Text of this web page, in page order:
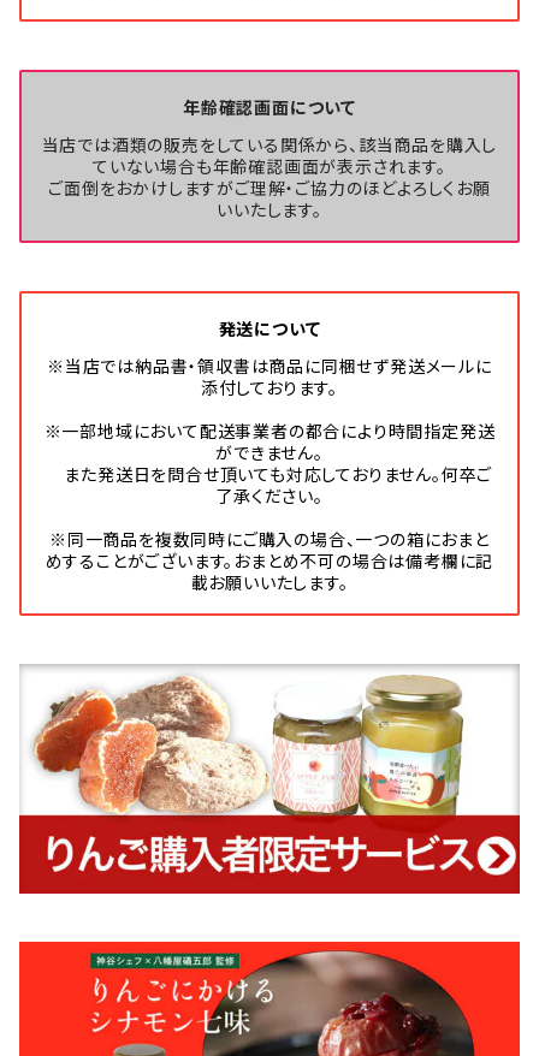
年齢確認画面について
当店では酒類の販売をしている関係から、該当商品を購入し
ていない場合も年齢確認画面が表示されます。
ご面倒をおかけしますがご理解・ご協力のほどよろしくお願
いいたします。
発送について
※当店では納品書・領収書は商品に同梱せず発送メールに
添付しております。
※一部地域において配送事業者の都合により時間指定発送
ができません。
また発送日を問合せ頂いても対応しておりません。何卒ご
了承ください。
※同一商品を複数同時にご購入の場合、一つの箱におまと
めすることがございます。おまとめ不可の場合は備考欄に記
載お願いいたします。